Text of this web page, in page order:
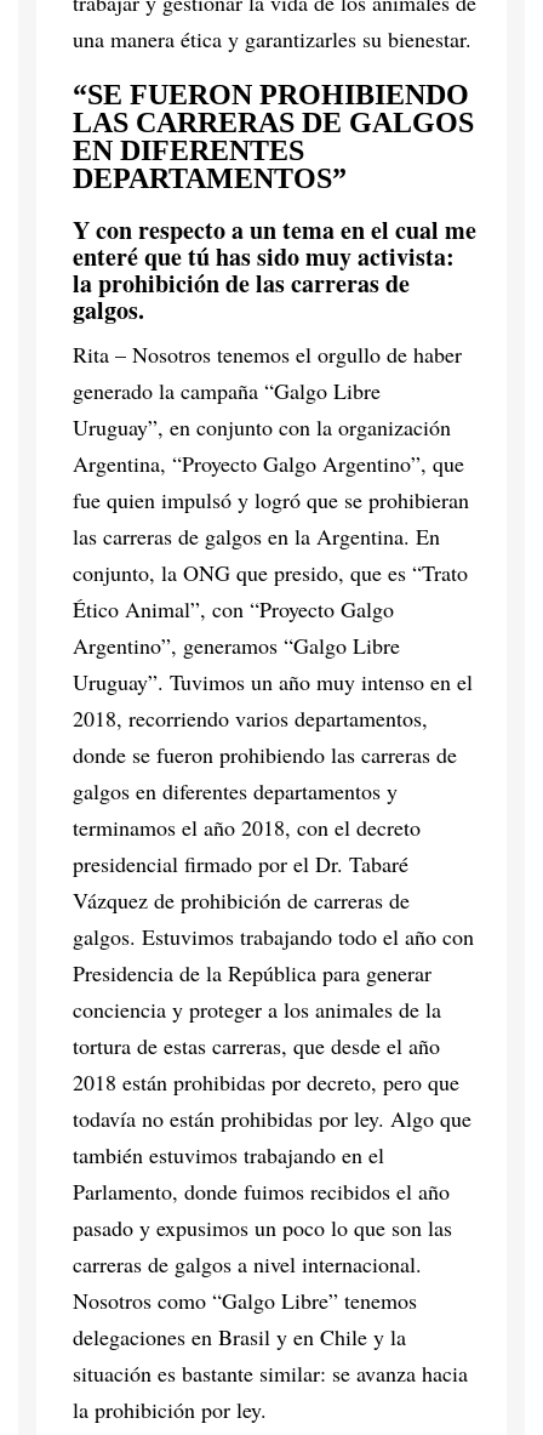
una manera ética y garantizarles su bienestar.
“SE FUERON PROHIBIENDO
LAS CARRERAS DE GALGOS
EN DIFERENTES
DEPARTAMENTOS”
Y con respecto a un tema en el cual me
enteré que tú has sido muy activista:
la prohibición de las carreras de
galgos.
Rita – Nosotros tenemos el orgullo de haber
generado la campaña “Galgo Libre
Uruguay”, en conjunto con la organización
Argentina, “Proyecto Galgo Argentino”, que
fue quien impulsó y logró que se prohibieran
las carreras de galgos en la Argentina. En
conjunto, la ONG que presido, que es “Trato
Ético Animal”, con “Proyecto Galgo
Argentino”, generamos “Galgo Libre
Uruguay”. Tuvimos un año muy intenso en el
2018, recorriendo varios departamentos,
donde se fueron prohibiendo las carreras de
galgos en diferentes departamentos y
terminamos el año 2018, con el decreto
presidencial firmado por el Dr. Tabaré
Vázquez de prohibición de carreras de
galgos. Estuvimos trabajando todo el año con
Presidencia de la República para generar
conciencia y proteger a los animales de la
tortura de estas carreras, que desde el año
2018 están prohibidas por decreto, pero que
todavía no están prohibidas por ley. Algo que
también estuvimos trabajando en el
Parlamento, donde fuimos recibidos el año
pasado y expusimos un poco lo que son las
carreras de galgos a nivel internacional.
Nosotros como “Galgo Libre” tenemos
delegaciones en Brasil y en Chile y la
situación es bastante similar: se avanza hacia
la prohibición por ley.